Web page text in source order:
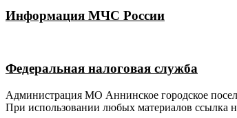
Информация МЧС России
Федеральная налоговая служба
Администрация МО Аннинское городское
При использовании любых материалов ссылка